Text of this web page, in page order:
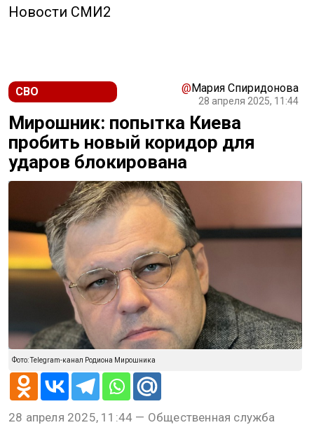
Новости СМИ2
СВО @Мария Спиридонова
28 апреля 2025, 11:44
Мирошник: попытка Киева
пробить новый коридор для
ударов блокирована
Фото: Telegram-канал Родиона Мирошника
28 апреля 2025, 11:44 — Общественная служба